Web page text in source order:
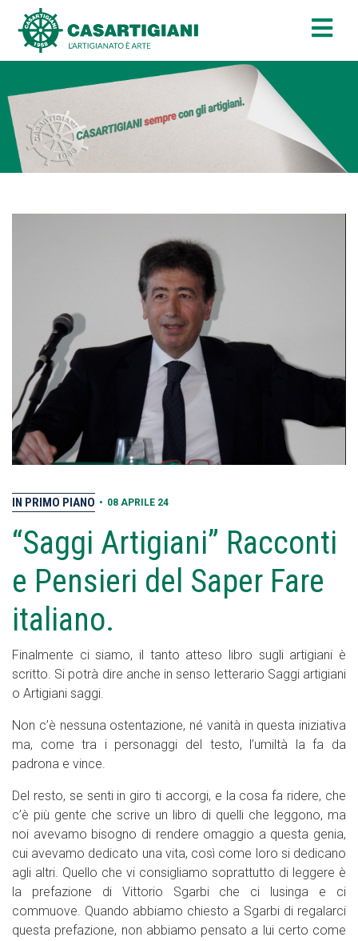
IN PRIMO PIANO • 08 APRILE 24
“Saggi Artigiani” Racconti
e Pensieri del Saper Fare
italiano.
Finalmente ci siamo, il tanto atteso libro sugli artigiani è
scritto. Si potrà dire anche in senso letterario Saggi artigiani
o Artigiani saggi.
Non c’è nessuna ostentazione, né vanità in questa iniziativa
ma, come tra i personaggi del testo, l’umiltà la fa da
padrona e vince.
Del resto, se senti in giro ti accorgi, e la cosa fa ridere, che
c’è più gente che scrive un libro di quelli che leggono, ma
noi avevamo bisogno di rendere omaggio a questa genia,
cui avevamo dedicato una vita, così come loro si dedicano
agli altri. Quello che vi consigliamo soprattutto di leggere è
la prefazione di Vittorio Sgarbi che ci lusinga e ci
commuove. Quando abbiamo chiesto a Sgarbi di regalarci
questa prefazione, non abbiamo pensato a lui certo come